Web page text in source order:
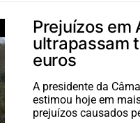
Prejuízos em
ultrapassam
euros
A presidente da
estimou hoje em
prejuízos causados